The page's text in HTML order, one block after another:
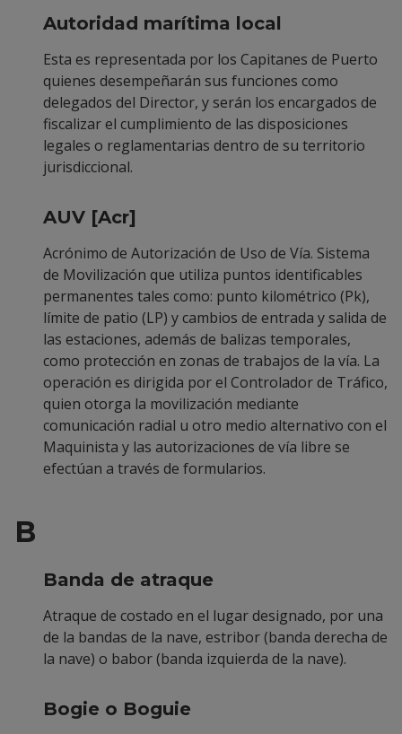
Autoridad marítima local
Esta es representada por los Capitanes de Puerto
quienes desempeñarán sus funciones como
delegados del Director, y serán los encargados de
fiscalizar el cumplimiento de las disposiciones
legales o reglamentarias dentro de su territorio
jurisdiccional.
AUV [Acr]
Acrónimo de Autorización de Uso de Vía. Sistema
de Movilización que utiliza puntos identificables
permanentes tales como: punto kilométrico (Pk),
límite de patio (LP) y cambios de entrada y salida de
las estaciones, además de balizas temporales,
como protección en zonas de trabajos de la vía. La
operación es dirigida por el Controlador de Tráfico,
quien otorga la movilización mediante
comunicación radial u otro medio alternativo con el
Maquinista y las autorizaciones de vía libre se
efectúan a través de formularios.
B
Banda de atraque
Atraque de costado en el lugar designado, por una
de la bandas de la nave, estribor (banda derecha de
la nave) o babor (banda izquierda de la nave).
Bogie o Boguie